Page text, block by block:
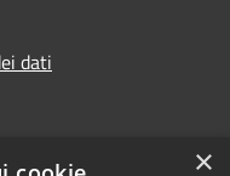
dati
×